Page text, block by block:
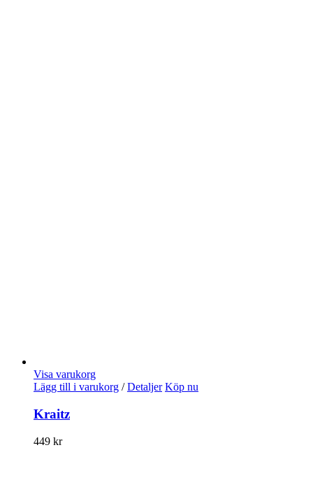
Visa varukorg
Lägg till i varukorg / Detaljer Köp nu
Kraitz
449 kr